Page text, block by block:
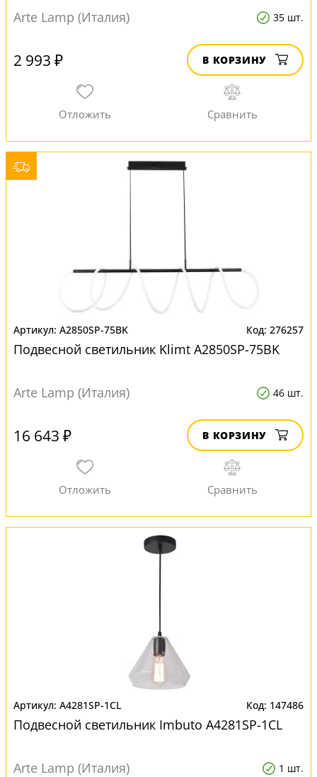
Arte Lamp (Италия) 35 шт.
2 993 ₽ В КОРЗИНУ
A2850SP-75BK 276257
Подвесной светильник Klimt A2850SP-75BK
Arte Lamp (Италия) 46 шт.
16 643 ₽ В КОРЗИНУ
A4281SP-1CL 147486
Подвесной светильник Imbuto A4281SP-1CL
Arte Lamp (Италия) 1 шт.